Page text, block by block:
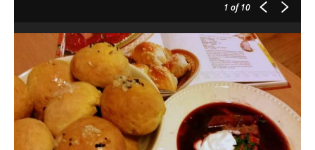
1 of 10